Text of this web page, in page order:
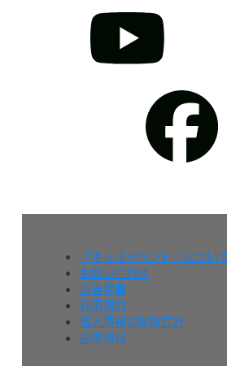
『キッズイベント』につい
お問い合わせ
広告掲載
利用規約
個人情報の取扱方針
媒体資料